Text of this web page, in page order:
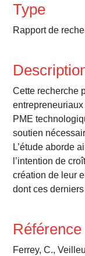
Type
Rapport de
Cette recherche
PME
soutien
L’étude aborde
l’intention de
création de leur
dont ces
Référence
Ferrey, C.,